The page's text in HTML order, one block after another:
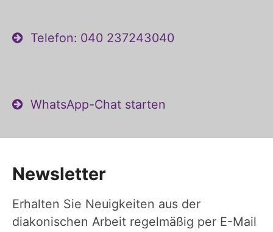
Telefon: 040 237243040
WhatsApp-Chat starten
Newsletter
Erhalten Sie Neuigkeiten aus der
diakonischen Arbeit regelmäßig per E-Mail